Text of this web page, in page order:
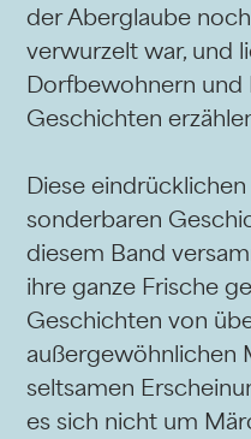
der Aberglaube
verwurzelt war, und
Dorfbewohnern und
Geschichten
Diese
sonderbaren
diesem Band
ihre ganze Frische
Geschichten von
außergewöhnlichen
seltsamen
es sich nicht um